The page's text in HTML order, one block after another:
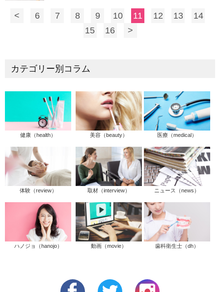
< 6 7 8 9 10 11 12 13
14
15
16 >
カテゴリー別コラム
健康（health） 美容（beauty） 医療（medical）
体験（review） 取材（interview） ニュース（news）
ハノジョ（hanojo） 動画（movie） 歯科衛生士（dh）